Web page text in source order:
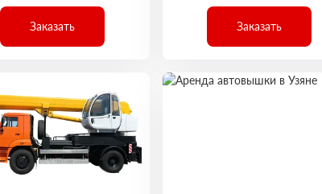
Заказать Заказать